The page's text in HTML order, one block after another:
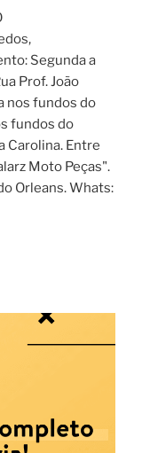
Segunda a
Prof. João
nos fundos do
fundos do
Carolina. Entre
Moto Peças".
Orleans. Whats: